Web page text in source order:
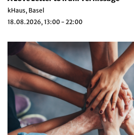
kHaus, Basel
18.08.2026, 13:00 - 22:00